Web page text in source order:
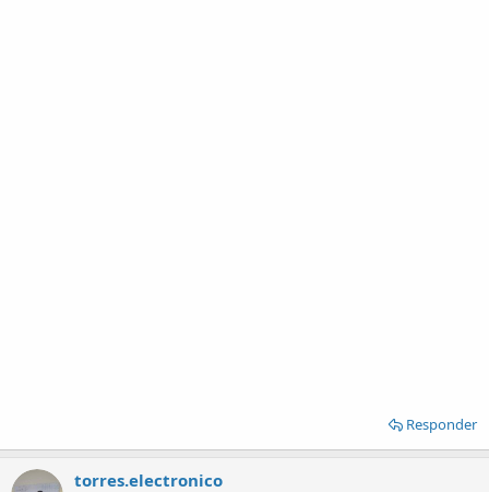
Responder
torres.electronico